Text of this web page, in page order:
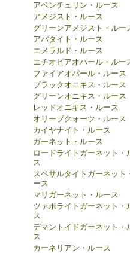
アベンチュリン・ルース
アメジスト・ルース
グリーンアメジスト・ルー
アパタイト・ルース
エメラルド・ルース
エチオピアオパール・ルー
ファイアオパール・ルース
ブラックオニキス・ルース
グリーンオニキス・ルース
レッドオニキス・ルース
オリーブクォーツ・ルース
カイヤナイト・ルース
ガーネット・ルース
ロードライトガーネット・
ス
スペサルタイトガーネット
ース
マリガーネット・ルース
ツァボライトガーネット・
ス
デマントイドガーネット・
ス
カーネリアン・ルース